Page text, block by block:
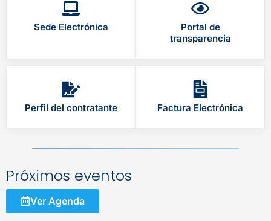
Sede Electrónica
Portal de
transparencia
Perfil del contratante Factura Electrónica
Próximos eventos
Ver Agenda